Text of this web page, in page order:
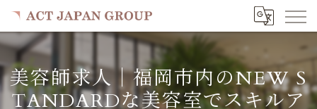
美容師求人｜福岡市内のNEW S
TANDARDな美容室でスキルア